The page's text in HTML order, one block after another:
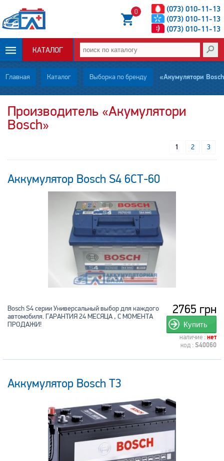
(073) 010-11-13
(073) 010-11-13
(073) 010-11-13
0
КАТАЛОГ
ОПЛАТА И
ДОСТАВКА
НОВОСТИ
Главная Каталог Выборка по бренду «Акумулятори Bosch»
Производитель «Акумулятори
Bosch»
1 2 3
Аккумулятор Bosch S4 6СТ-60
2765 грн
Купить
наличие : нет
код : S40060
Bosch S4 серии Универсальный выбор для каждого
автомобиля. ГАРАНТИЯ 24 МЕСЯЦА , С МОМЕНТА
ПРОДАЖИ!
Аккумулятор Bosch T3